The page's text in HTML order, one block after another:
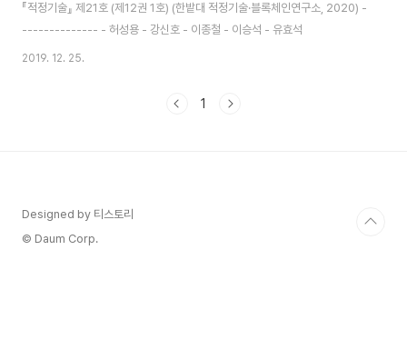
『적정기술』 제21호 (제12권 1호) (한밭대 적정기술·블록체인연구소, 2020) -
-------------- - 허성용 - 강신호 - 이종철 - 이승석 - 유효석
2019. 12. 25.
1
Designed by 티스토리
© Daum Corp.